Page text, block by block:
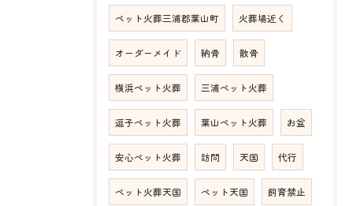
ペット火葬三浦郡葉山町 火葬場近く
オーダーメイド 納骨 散骨
横浜ペット火葬 三浦ペット火葬
逗子ペット火葬 葉山ペット火葬 お盆
安心ペット火葬 訪問 天国 代行
ペット火葬天国 ペット天国 飼育禁止